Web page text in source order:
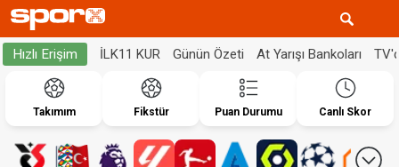
Hızlı Erişim İLK11 KUR Günün Özeti At Yarışı Bankoları
Takımım Fikstür Puan Durumu Canlı Skor